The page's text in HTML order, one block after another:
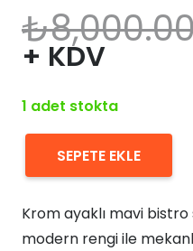
₺
+ KDV
1 adet stokta
Krom
Mavi
Bistro
SEPETE EKLE
Krom ayaklı mavi bistro
modern rengi ile